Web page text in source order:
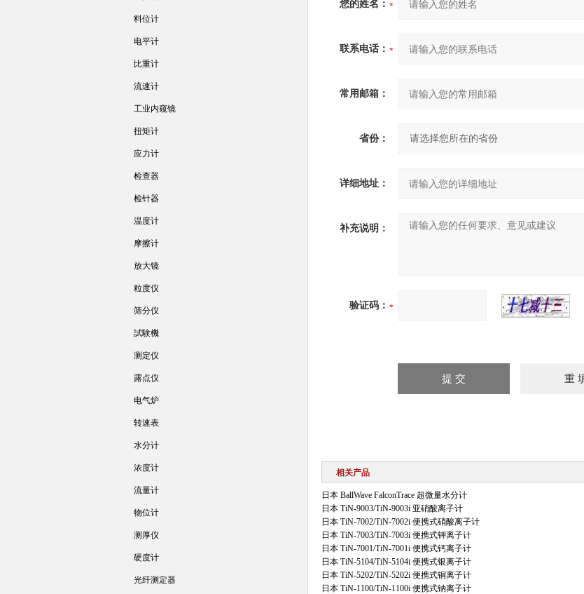
您的姓名：
联系电话：
常用邮箱：
省份：
详细地址：
补充说明：
验证码：
相关产品
日本 BallWave FalconTrace 超微量水分计
日本 TiN-9003/TiN-9003i 亚硝酸离子计
日本 TiN-7002/TiN-7002i 便携式硝酸离子计
日本 TiN-7003/TiN-7003i 便携式钾离子计
日本 TiN-7001/TiN-7001i 便携式钙离子计
日本 TiN-5104/TiN-5104i 便携式银离子计
日本 TiN-5202/TiN-5202i 便携式铜离子计
日本 TiN-1100/TiN-1100i 便携式钠离子计
料位计
电平计
比重计
流速计
工业内窥镜
扭矩计
应力计
检查器
检针器
温度计
摩擦计
放大镜
粒度仪
筛分仪
試験機
测定仪
露点仪
电气炉
转速表
水分计
浓度计
流量计
物位计
测厚仪
硬度计
光纤测定器